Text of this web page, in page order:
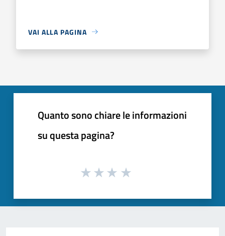
VAI ALLA PAGINA
Quanto sono chiare le informazioni
su questa pagina?